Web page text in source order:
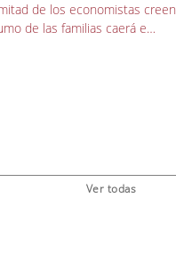
de los economistas creen
de las familias caerá e…
Ver todas